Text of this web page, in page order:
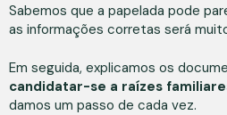
Sabemos que a papelada pode
as informações corretas será
Em seguida, explicamos os
candidatar-se a raízes
damos um passo de cada vez.